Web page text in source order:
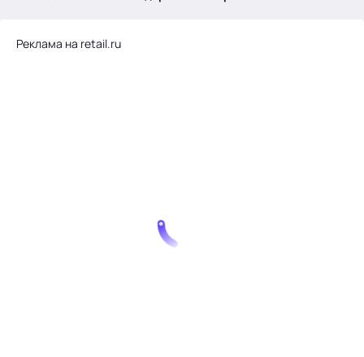
Реклама на retail.ru